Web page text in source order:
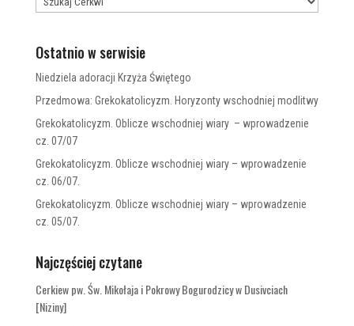
Ostatnio w serwisie
Niedziela adoracji Krzyża Świętego
Przedmowa: Grekokatolicyzm. Horyzonty wschodniej modlitwy
Grekokatolicyzm. Oblicze wschodniej wiary – wprowadzenie
cz. 07/07
Grekokatolicyzm. Oblicze wschodniej wiary – wprowadzenie
cz. 06/07.
Grekokatolicyzm. Oblicze wschodniej wiary – wprowadzenie
cz. 05/07.
Najczęściej czytane
Cerkiew pw. Św. Mikołaja i Pokrowy Bogurodzicy w Dusivciach
[Niziny]